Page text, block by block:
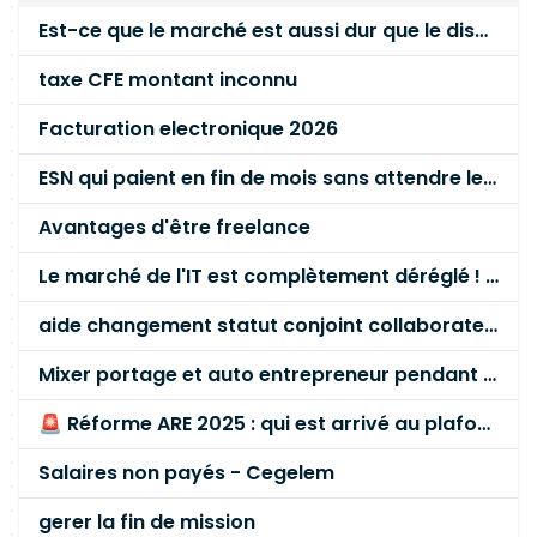
Est-ce que le marché est aussi dur que le disent les commerciaux ?
taxe CFE montant inconnu
Facturation electronique 2026
ESN qui paient en fin de mois sans attendre le paiement client ?
Avantages d'être freelance
Le marché de l'IT est complètement déréglé ! STOP à cette mascarade ! Il faut s'unir et résister !
aide changement statut conjoint collaborateur
Mixer portage et auto entrepreneur pendant des années - quel risque ?
🚨 Réforme ARE 2025 : qui est arrivé au plafond des 60 % en gardant son entreprise ?
Salaires non payés - Cegelem
gerer la fin de mission